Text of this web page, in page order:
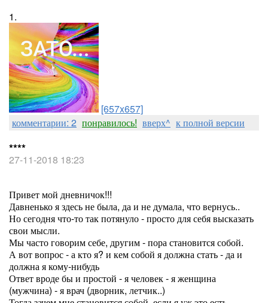
1.
[657x657]
комментарии: 2 понравилось! вверх^ к полной версии
****
27-11-2018 18:23
Привет мой дневничок!!!
Давненько я здесь не была, да и не думала, что вернусь..
Но сегодня что-то так потянуло - просто для себя высказать
свои мысли.
Мы часто говорим себе, другим - пора становится собой.
А вот вопрос - а кто я? и кем собой я должна стать - да и
должна я кому-нибудь
Ответ вроде бы и простой - я человек - я женщина
(мужчина) - я врач (дворник, летчик..)